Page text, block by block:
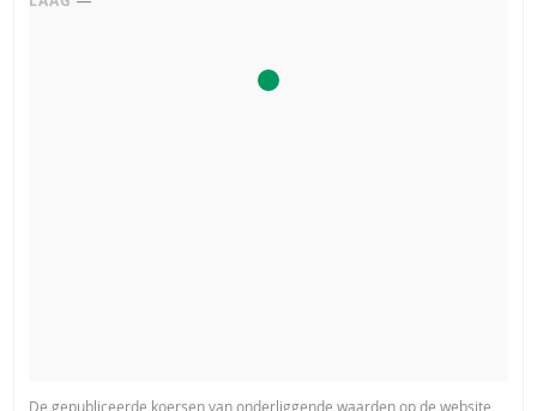
De gepubliceerde koersen van onderliggende waarden op de website